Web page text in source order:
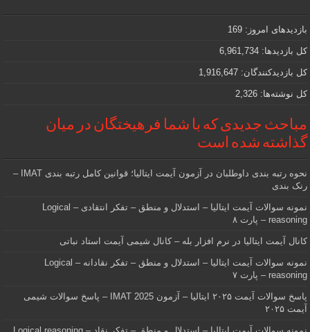
که
دنبالش
هستید
بازدیدهای امروز:169
کل بازدیدها:6,961,734
کل بازدیدکنند‌گان:1,916,647
کل نوشته‌ها:2,326
مباحث جدیدی که با شما فرهیختگان در میان
گذاشته شده است
نحوه رتبه بندی داوطلبان در آزمون آیمت ایتالیا؛ قوانین کامل رتبه بندی IMAT –
رنک بندی
نمونه سوالات آیمت ایتالیا – استدلال و منطق – تفکر انتقادی – Logical
reasoning – پارت ۸
کانال آیمت ایتالیا در نرم افزار بله – کانال شیمی آیمت استاد نباتی
نمونه سوالات آیمت ایتالیا – استدلال و منطق – تفکر نقادانه – Logical
reasoning – پارت ۷
پاسخ سوالات آیمت ۲۰۲۵ ایتالیا – آزمون IMAT 2025 – پاسخ سوالات شیمی
آیمت ۲۰۲۵